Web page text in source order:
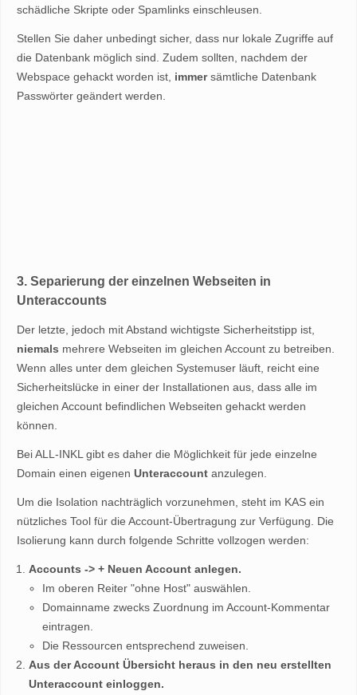
schädliche Skripte oder Spamlinks einschleusen.
Stellen Sie daher unbedingt sicher, dass nur lokale Zugriffe auf
die Datenbank möglich sind. Zudem sollten, nachdem der
Webspace gehackt worden ist, immersämtliche Datenbank
Passwörter geändert werden.
3. Separierung der einzelnen Webseiten in
Unteraccounts
Der letzte, jedoch mit Abstand wichtigste Sicherheitstipp ist,
niemals mehrere Webseiten im gleichen Account zu betreiben.
Wenn alles unter dem gleichen Systemuser läuft, reicht eine
Sicherheitslücke in einer der Installationen aus, dass alle im
gleichen Account befindlichen Webseiten gehackt werden
können.
Bei ALL-INKL gibt es daher die Möglichkeit für jede einzelne
Domain einen eigenen Unteraccount anzulegen.
Um die Isolation nachträglich vorzunehmen, steht im KAS ein
nützliches Tool für die Account-Übertragung zur Verfügung. Die
Isolierung kann durch folgende Schritte vollzogen werden:
Accounts -> + Neuen Account anlegen.
Im oberen Reiter "ohne Host" auswählen.
Domainname zwecks Zuordnung im Account-Kommentar
eintragen.
Die Ressourcen entsprechend zuweisen.
Aus der Account Übersicht heraus in den neu erstellten
Unteraccount einloggen.